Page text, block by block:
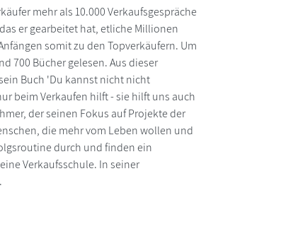
mehr als 10.000 Verkaufsgespräche
er gearbeitet hat, etliche Millionen
somit zu den Topverkäufern. Um
700 Bücher gelesen. Aus dieser
Buch 'Du kannst nicht nicht
beim Verkaufen hilft - sie hilft uns auch
der seinen Fokus auf Projekte der
die mehr vom Leben wollen und
durch und finden ein
Verkaufsschule. In seiner